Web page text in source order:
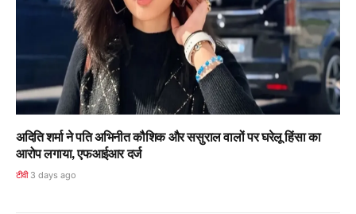
अदिति शर्मा ने पति अभिनीत कौशिक और ससुराल वालों पर घरेलू हिंसा का
आरोप लगाया, एफआईआर दर्ज
टीवी 3 days ago